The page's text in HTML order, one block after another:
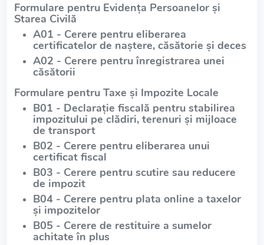
Formulare pentru Evidența Persoanelor și
Starea Civilă
A01 - Cerere pentru eliberarea
certificatelor de naștere, căsătorie și deces
A02 - Cerere pentru înregistrarea unei
căsătorii
Formulare pentru Taxe și Impozite Locale
B01 - Declarație fiscală pentru stabilirea
impozitului pe clădiri, terenuri și mijloace
de transport
B02 - Cerere pentru eliberarea unui
certificat fiscal
B03 - Cerere pentru scutire sau reducere
de impozit
B04 - Cerere pentru plata online a taxelor
și impozitelor
B05 - Cerere de restituire a sumelor
achitate în plus